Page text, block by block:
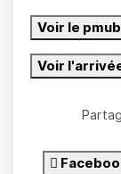
Voir le
Voir